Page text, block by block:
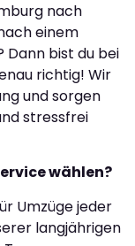
nach
einem
Dann bist du bei
richtig! Wir
und sorgen
stressfrei
wählen?
Umzüge jeder
langjährigen